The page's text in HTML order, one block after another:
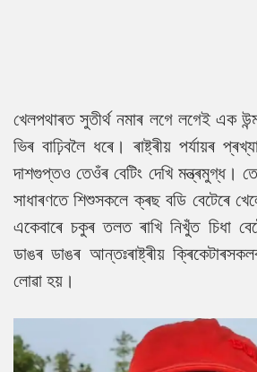
খেলপথাৰত সুতীৰ্থ নমাৰ লগে লগেই এক
ভিৰ বাঢ়িবলৈ ধৰে। ৰাষ্ট্ৰীয় পৰ্যায়ৰ
দাশগুপ্তও তেওঁৰ বেটিং দেখি মন্ত্ৰমুগ্ধ।
সাধাৰণতে শিশুসকলে ক্ৰছ বডি বেটেৰে
একেবাৰে চকুৰ তলত ৰাখি নিখুঁত চিধা
ডাঙৰ ডাঙৰ আন্তঃৰাষ্ট্ৰীয়
লোৱা হয়।